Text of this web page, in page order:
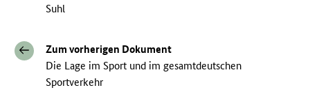
Suhl
Zum vorherigen Dokument
Die Lage im Sport und im gesamtdeutschen
Sportverkehr